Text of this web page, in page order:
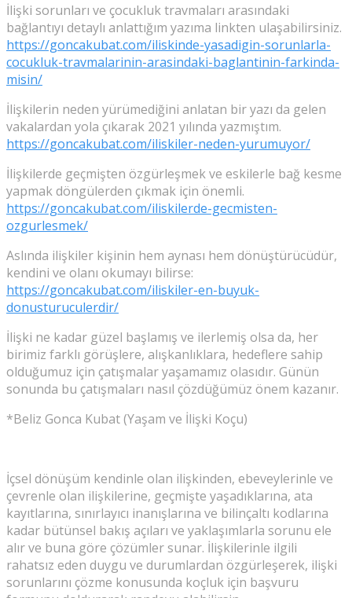
İlişki sorunları ve çocukluk travmaları arasındaki
bağlantıyı detaylı anlattığım yazıma linkten ulaşabilirsiniz.
https://goncakubat.com/iliskinde-yasadigin-sorunlarla-
cocukluk-travmalarinin-arasindaki-baglantinin-farkinda-
misin/
İlişkilerin neden yürümediğini anlatan bir yazı da gelen
vakalardan yola çıkarak 2021 yılında yazmıştım.
https://goncakubat.com/iliskiler-neden-yurumuyor/
İlişkilerde geçmişten özgürleşmek ve eskilerle bağ kesme
yapmak döngülerden çıkmak için önemli.
https://goncakubat.com/iliskilerde-gecmisten-
ozgurlesmek/
Aslında ilişkiler kişinin hem aynası hem dönüştürücüdür,
kendini ve olanı okumayı bilirse:
https://goncakubat.com/iliskiler-en-buyuk-
donusturuculerdir/
İlişki ne kadar güzel başlamış ve ilerlemiş olsa da, her
birimiz farklı görüşlere, alışkanlıklara, hedeflere sahip
olduğumuz için çatışmalar yaşamamız olasıdır. Günün
sonunda bu çatışmaları nasıl çözdüğümüz önem kazanır.
*Beliz Gonca Kubat (Yaşam ve İlişki Koçu)
İçsel dönüşüm kendinle olan ilişkinden, ebeveylerinle ve
çevrenle olan ilişkilerine, geçmişte yaşadıklarına, ata
kayıtlarına, sınırlayıcı inanışlarına ve bilinçaltı kodlarına
kadar bütünsel bakış açıları ve yaklaşımlarla sorunu ele
alır ve buna göre çözümler sunar. İlişkilerinle ilgili
rahatsız eden duygu ve durumlardan özgürleşerek, ilişki
sorunlarını çözme konusunda koçluk için başvuru